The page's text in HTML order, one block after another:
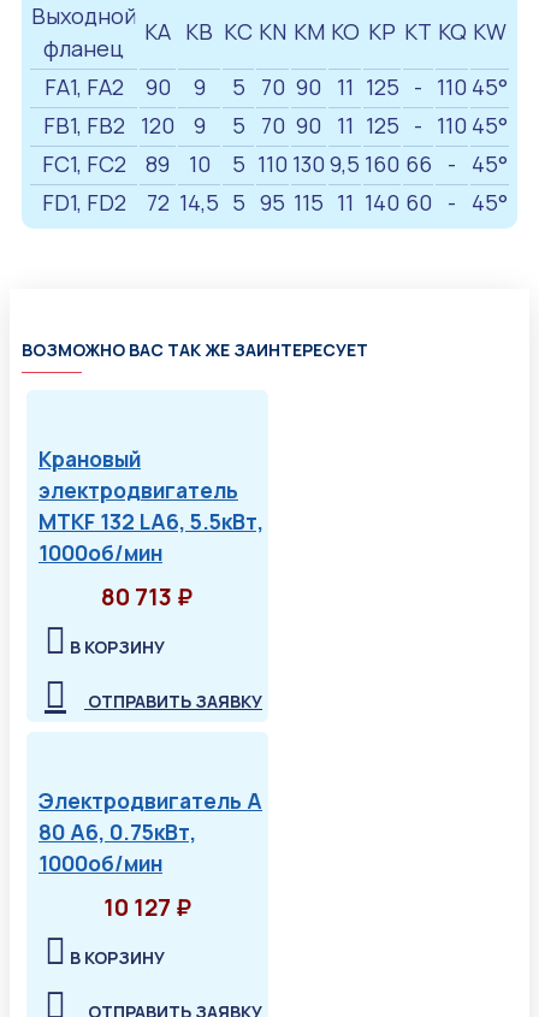
Выходной
фланец
KA KB KC KN KM KO KP KT KQ KW
FA1, FA2
90 9 5 70 90 11 125 - 110 45°
FB1, FB2
120 9 5 70 90 11 125 - 110 45°
FC1, FC2
89 10 5 110 130 9,5 160 66 -
45°
FD1, FD2
72 14,5 5 95 115 11 140 60 - 45°
ВОЗМОЖНО ВАС ТАК ЖЕ ЗАИНТЕРЕСУЕТ
Крановый
электродвигатель
MTKF 132 LA6, 5.5кВт,
1000об/мин
80 713 ₽
В КОРЗИНУ
ОТПРАВИТЬ ЗАЯВКУ
Электродвигатель А
80 А6, 0.75кВт,
1000об/мин
10 127 ₽
В КОРЗИНУ
ОТПРАВИТЬ ЗАЯВКУ